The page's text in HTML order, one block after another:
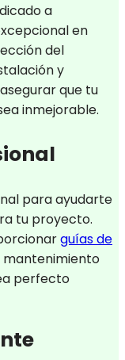
a
en
del
y
que tu
inmejorable.
para ayudarte
tu proyecto.
guías de
mantenimiento
perfecto